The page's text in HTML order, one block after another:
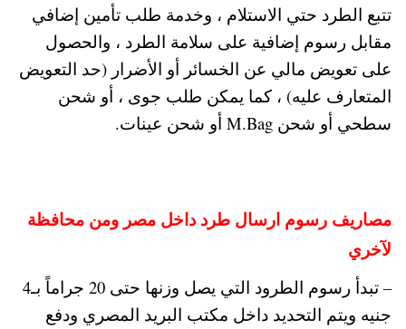
تتبع الطرد حتي الاستلام ، وخدمة طلب تأمين إضافي
مقابل رسوم إضافية على سلامة الطرد ، والحصول
على تعويض مالي عن الخسائر أو الأضرار (حد التعويض
المتعارف عليه) ، كما يمكن طلب جوى ، أو شحن
سطحي أو شحن M.Bag أو شحن عينات.
مصاريف رسوم ارسال طرد داخل مصر ومن محافظة
لآخري
– تبدأ رسوم الطرود التي يصل وزنها حتى 20 جراماً بـ4
جنيه ويتم التحديد داخل مكتب البريد المصري ودفع